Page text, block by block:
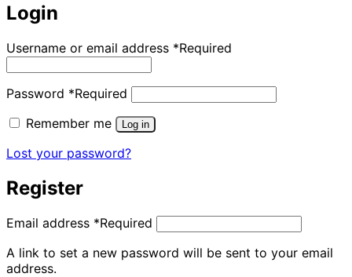
Login
Username or email address *Required
Password *Required
Remember me
Log in
Lost your password?
Register
Email address *Required
A link to set a new password will be sent to your email
address.